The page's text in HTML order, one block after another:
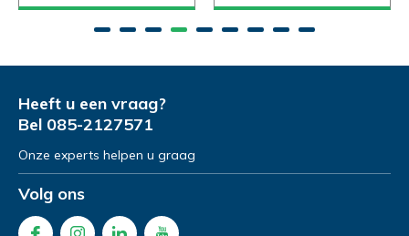
Heeft u een vraag?
Bel 085-2127571
Onze experts helpen u graag
Volg ons
Demonstratie/Advies
aanvragen
Proefrit aan huis
Naam*
aanvragen
Gratis slaapadvies aan huis
Naam*
Telefoonnummer*